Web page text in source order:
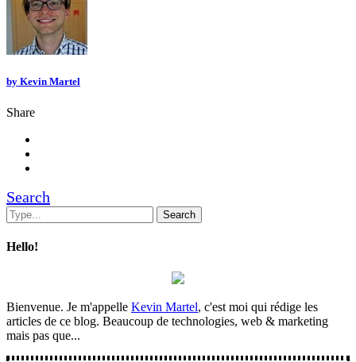
by Kevin Martel
Share
Search
Hello!
Bienvenue. Je m'appelle Kevin Martel, c'est moi qui rédige les
articles de ce blog. Beaucoup de technologies, web & marketing
mais pas que...